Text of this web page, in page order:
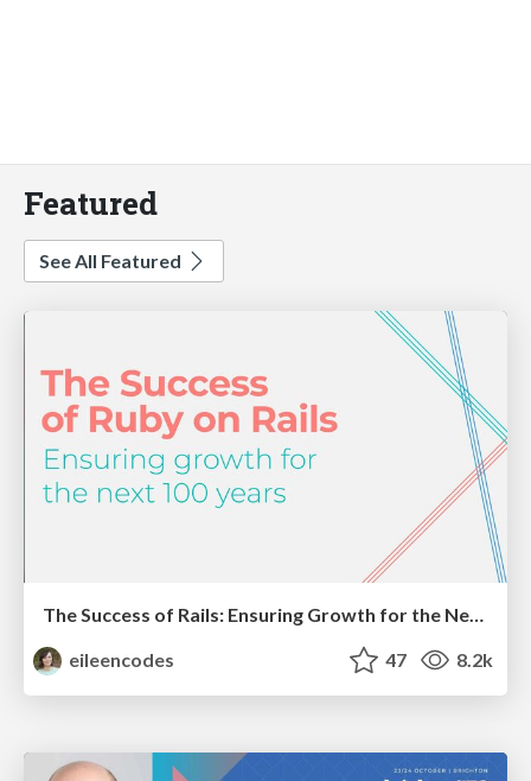
Featured
See All Featured
The Success of Rails: Ensuring Growth for the Next 100 Years
eileencodes
47 8.2k